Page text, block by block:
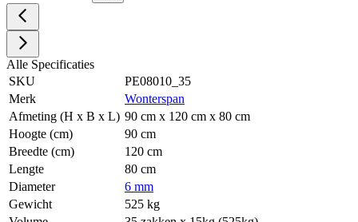
Alle Specificaties
SKU
PE08010_35
Merk
Wonterspan
Afmeting (H x B x L) 90 cm x 120 cm x 80 cm
Hoogte (cm)
90 cm
Breedte (cm)
120 cm
Lengte
80 cm
Diameter
6 mm
Gewicht
525 kg